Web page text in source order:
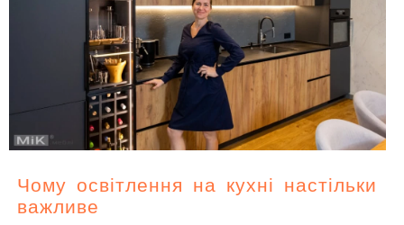
Чому освітлення на кухні настільки
важливе